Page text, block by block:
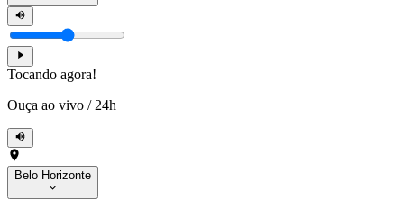
Tocando agora!
Ouça ao vivo / 24h
Belo Horizonte